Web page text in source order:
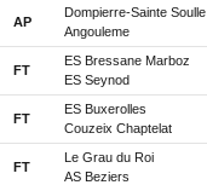
AP
Dompierre-Sainte Soulle
Angouleme
FT
ES Bressane Marboz
ES Seynod
FT
ES Buxerolles
Couzeix Chaptelat
FT
Le Grau du Roi
AS Beziers